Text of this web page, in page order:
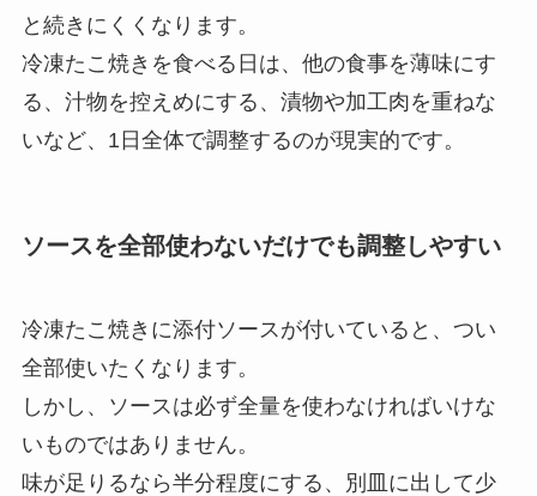
と続きにくくなります。
冷凍たこ焼きを食べる日は、他の食事を薄味にす
る、汁物を控えめにする、漬物や加工肉を重ねな
いなど、1日全体で調整するのが現実的です。
ソースを全部使わないだけでも調整しやすい
冷凍たこ焼きに添付ソースが付いていると、つい
全部使いたくなります。
しかし、ソースは必ず全量を使わなければいけな
いものではありません。
味が足りるなら半分程度にする、別皿に出して少